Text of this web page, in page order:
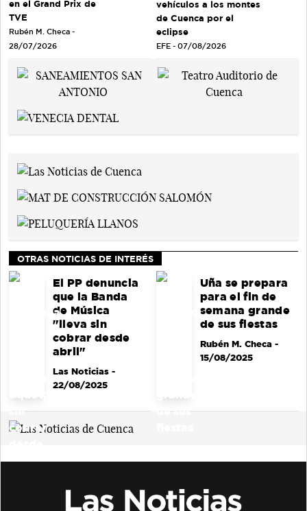
en el Grand Prix de
TVE
Rubén M. Checa -
28/07/2026
vehículos a los montes
de Cuenca por el
eclipse
EFE - 07/08/2026
OTRAS NOTICIAS DE INTERÉS
El PP denuncia
que la Banda
de Música
"lleva sin
cobrar desde
abril"
Las Noticias-
22/08/2025
Uña se prepara
para el fin de
semana grande
de sus fiestas
Rubén M. Checa-
15/08/2025